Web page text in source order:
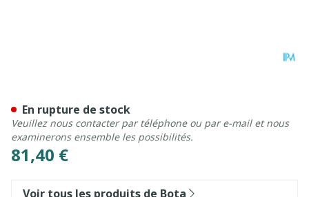
81,40 €
En rupture de stock
Veuillez nous contacter par téléphone ou par e-mail et nous
examinerons ensemble les possibilités.
Voir tous les produits de Bota